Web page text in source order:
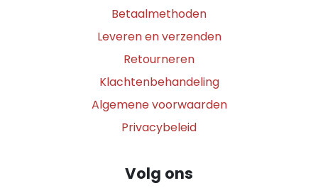
Betaalmethoden
Leveren en verzenden
Retourneren
Klachtenbehandeling
Algemene voorwaarden
Privacybeleid
Volg ons